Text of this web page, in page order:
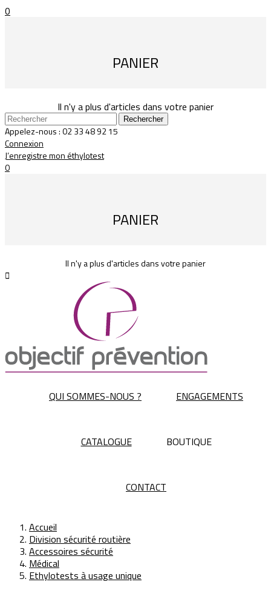
0
PANIER
Il n'y a plus d'articles dans votre panier
Rechercher
Appelez-nous :02 33 48 92 15
Connexion
J’enregistre mon éthylotest
0
PANIER
Il n'y a plus d'articles dans votre panier

QUI SOMMES-NOUS ? ENGAGEMENTS
CATALOGUE BOUTIQUE
CONTACT
Accueil
Division sécurité routière
Accessoires sécurité
Médical
Ethylotests à usage unique